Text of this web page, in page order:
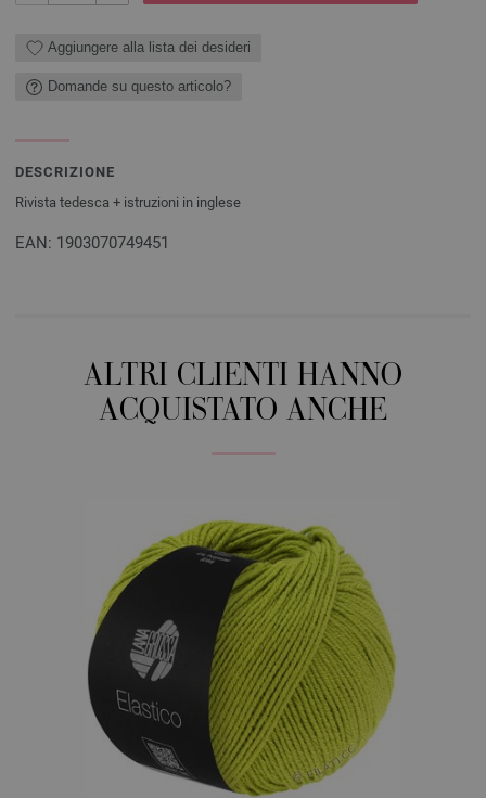
Aggiungere alla lista dei desideri
Domande su questo articolo?
DESCRIZIONE
Rivista tedesca + istruzioni in inglese
EAN: 1903070749451
ALTRI CLIENTI HANNO
ACQUISTATO ANCHE